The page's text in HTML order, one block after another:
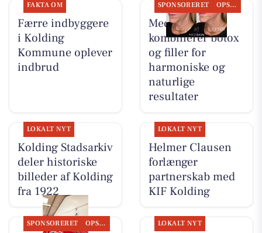
FAKTA OM
Færre indbyggere
i Kolding
Kommune oplever
indbrud
SPONSORERET OPSLAGSTAVLEN
MediSkin
kombinerer botox
og filler for
harmoniske og
naturlige
resultater
LOKALT NYT
Kolding Stadsarkiv
deler historiske
billeder af Kolding
fra 1922
LOKALT NYT
Helmer Clausen
forlænger
partnerskab med
KIF Kolding
SPONSORERET OPSLAGSTAVLEN LOKALT NYT